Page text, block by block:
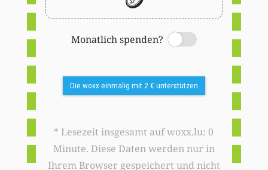
Monatlich spenden?
Switch
Die woxx einmalig mit 2 € unterstützen
* Lesezeit insgesamt auf woxx.lu: 0
Minute. Diese Daten werden nur in
Ihrem Browser gespeichert und nicht